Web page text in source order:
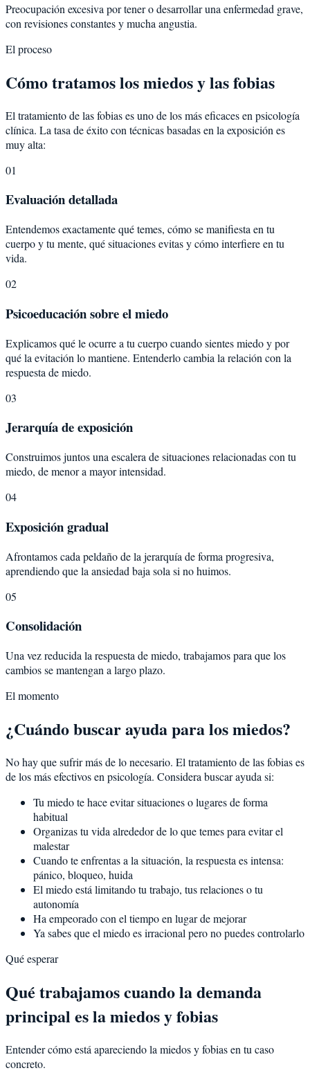
Preocupación excesiva por tener o desarrollar una enfermedad grave,
con revisiones constantes y mucha angustia.
El proceso
Cómo tratamos los miedos y las fobias
El tratamiento de las fobias es uno de los más eficaces en psicología
clínica. La tasa de éxito con técnicas basadas en la exposición es
muy alta:
01
Evaluación detallada
Entendemos exactamente qué temes, cómo se manifiesta en tu
cuerpo y tu mente, qué situaciones evitas y cómo interfiere en tu
vida.
02
Psicoeducación sobre el miedo
Explicamos qué le ocurre a tu cuerpo cuando sientes miedo y por
qué la evitación lo mantiene. Entenderlo cambia la relación con la
respuesta de miedo.
03
Jerarquía de exposición
Construimos juntos una escalera de situaciones relacionadas con tu
miedo, de menor a mayor intensidad.
04
Exposición gradual
Afrontamos cada peldaño de la jerarquía de forma progresiva,
aprendiendo que la ansiedad baja sola si no huimos.
05
Consolidación
Una vez reducida la respuesta de miedo, trabajamos para que los
cambios se mantengan a largo plazo.
El momento
¿Cuándo buscar ayuda para los miedos?
No hay que sufrir más de lo necesario. El tratamiento de las fobias es
de los más efectivos en psicología. Considera buscar ayuda si:
Tu miedo te hace evitar situaciones o lugares de forma
habitual
Organizas tu vida alrededor de lo que temes para evitar el
malestar
Cuando te enfrentas a la situación, la respuesta es intensa:
pánico, bloqueo, huida
El miedo está limitando tu trabajo, tus relaciones o tu
autonomía
Ha empeorado con el tiempo en lugar de mejorar
Ya sabes que el miedo es irracional pero no puedes controlarlo
Qué esperar
Qué trabajamos cuando la demanda
principal es la miedos y fobias
Entender cómo está apareciendo la miedos y fobias en tu caso
concreto.